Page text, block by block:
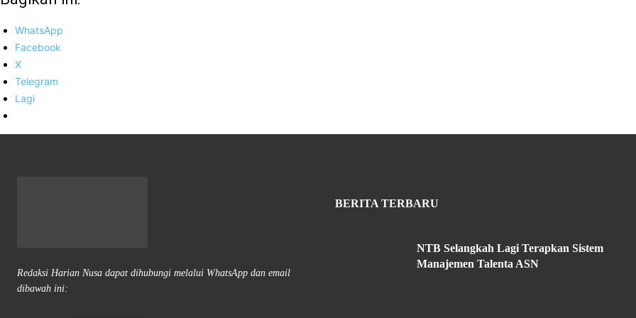
WhatsApp
Facebook
X
Telegram
Lagi
Redaksi Harian Nusa dapat dihubungi melalui WhatsApp dan email
dibawah ini:
BERITA TERBARU
NTB Selangkah Lagi Terapkan Sistem
Manajemen Talenta ASN